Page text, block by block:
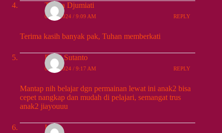
Teresa Djumiati
09/13/2024 / 9:09 AM REPLY
Terima kasih banyak pak, Tuhan memberkati
Dewi Sutanto
09/13/2024 / 9:17 AM REPLY
Mantap nih belajar dgn permainan lewat ini anak2 bisa
cepet nangkap dan mudah di pelajari, semangat trus
anak2 jiayouuu
Irene